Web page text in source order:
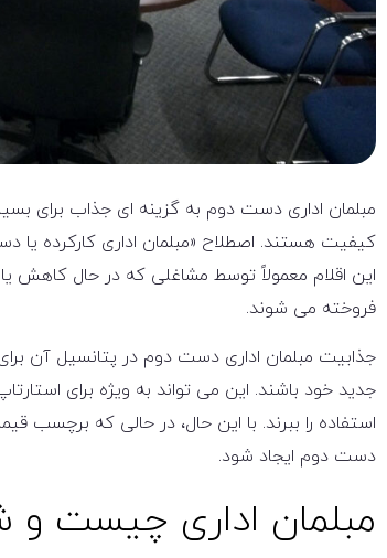
مبلمان اداری دست دوم به گزینه ای جذاب برای
کیفیت هستند. اصطلاح «مبلمان اداری کارکرده یا
این اقلام معمولاً توسط مشاغلی که در حال کاهش
فروخته می شوند.
جذابیت مبلمان اداری دست دوم در پتانسیل آن برای
جدید خود باشند. این می تواند به ویژه برای
استفاده را ببرند. با این حال، در حالی که
دست دوم ایجاد شود.
مبلمان اداری چیست